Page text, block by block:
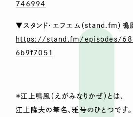
746994
▼スタンド・エフエム（stand.fm）鳴
https://stand.fm/episodes/
6b9f7051
＊江上鳴風（えがみなりかぜ）とは、
江上隆夫の筆名、雅号のひとつです。